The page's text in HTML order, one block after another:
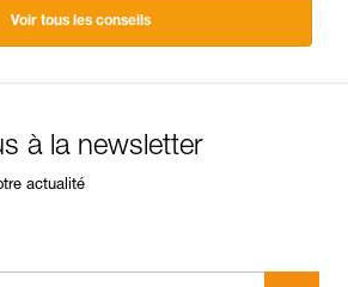
Voir tous les conseils
à la newsletter
actualité